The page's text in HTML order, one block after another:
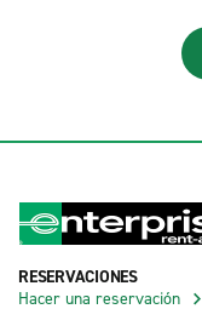
RESERVACIONES
Hacer una reservación